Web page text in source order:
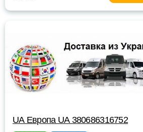
UА Европа UА 380686316752